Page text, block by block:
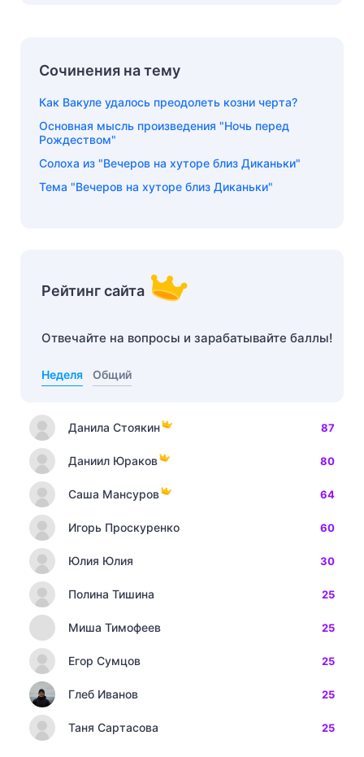
Сочинения на тему
Как Вакуле удалось преодолеть козни черта?
Основная мысль произведения "Ночь перед
Рождеством"
Солоха из "Вечеров на хуторе близ Диканьки"
Тема "Вечеров на хуторе близ Диканьки"
Рейтинг сайта
Отвечайте на вопросы и зарабатывайте баллы!
Неделя Общий
Данила Стоякин 87
Даниил Юраков 80
Саша Мансуров 64
Игорь Проскуренко 60
Юлия Юлия 30
Полина Тишина 25
Миша Тимофеев 25
Егор Сумцов 25
Глеб Иванов 25
Таня Сартасова 25